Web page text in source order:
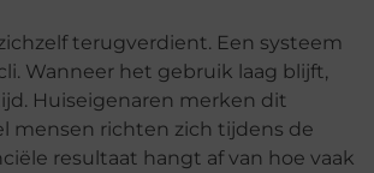
terugverdient. Een systeem
Wanneer het gebruik laag blijft,
Huiseigenaren merken dit
mensen richten zich tijdens de
resultaat hangt af van hoe vaak